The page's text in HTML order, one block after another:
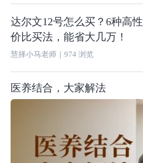
达尔文12号怎么买？6种高性
价比买法，能省大几万！
慧择小马老师｜ 974浏览
医养结合，大家解法